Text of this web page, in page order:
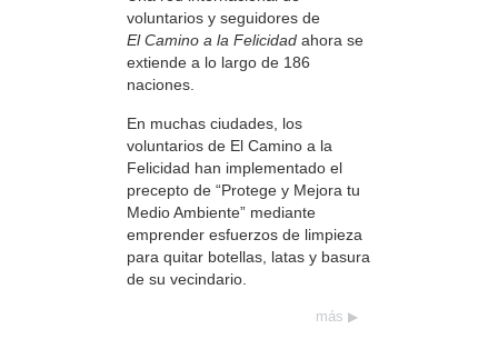
voluntarios y seguidores de
El Camino a la Felicidad ahora se
extiende a lo largo de 186
naciones.
En muchas ciudades, los
voluntarios de El Camino a la
Felicidad han implementado el
precepto de “Protege y Mejora tu
Medio Ambiente” mediante
emprender esfuerzos de limpieza
para quitar botellas, latas y basura
de su vecindario.
más